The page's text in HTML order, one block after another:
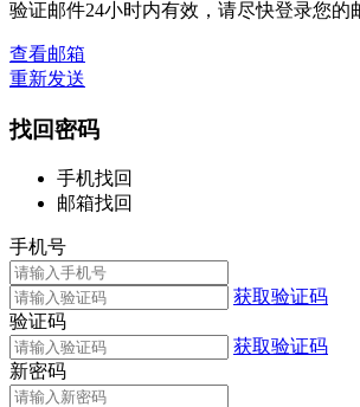
验证邮件24小时内有效，请尽快登录您的
查看邮箱
重新发送
找回密码
手机找回
邮箱找回
手机号
获取验证码
验证码
获取验证码
新密码